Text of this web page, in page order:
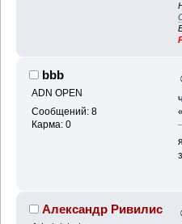
bbb
ADN OPEN
Сообщений: 8
Карма: 0
«
Александр Ривилис